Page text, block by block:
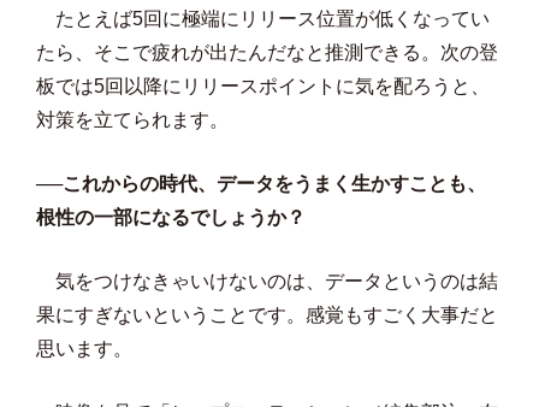
たとえば5回に極端にリリース位置が低くなってい
たら、そこで疲れが出たんだなと推測できる。次の登
板では5回以降にリリースポイントに気を配ろうと、
対策を立てられます。
──これからの時代、データをうまく生かすことも、
根性の一部になるでしょうか？
気をつけなきゃいけないのは、データというのは結
果にすぎないということです。感覚もすごく大事だと
思います。